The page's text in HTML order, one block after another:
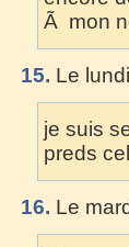
Ã mon
15. Le
je suis
preds
16. Le